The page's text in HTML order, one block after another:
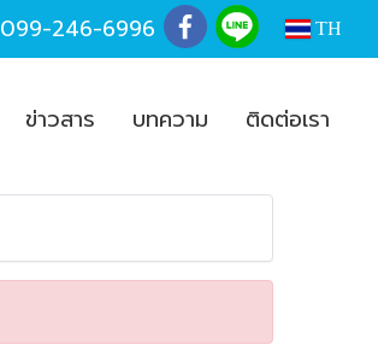
099-246-6996 TH
ข่าวสาร บทความ ติดต่อเรา